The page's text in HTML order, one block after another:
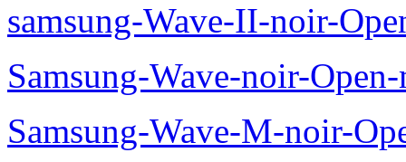
samsung-Wave-II-noir-
Samsung-Wave-noir-
Samsung-Wave-M-noir-